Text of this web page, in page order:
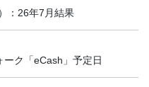
：26年7月結果
ーク「eCash」予定日